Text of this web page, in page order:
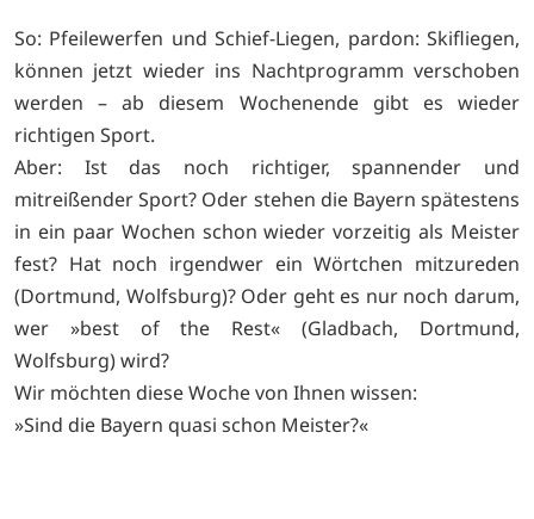
So: Pfeilewerfen und Schief-Liegen, pardon: Skifliegen,
können jetzt wieder ins Nachtprogramm verschoben
werden – ab diesem Wochenende gibt es wieder
richtigen Sport.
Aber: Ist das noch richtiger, spannender und
mitreißender Sport? Oder stehen die Bayern spätestens
in ein paar Wochen schon wieder vorzeitig als Meister
fest? Hat noch irgendwer ein Wörtchen mitzureden
(Dortmund, Wolfsburg)? Oder geht es nur noch darum,
wer »best of the Rest« (Gladbach, Dortmund,
Wolfsburg) wird?
Wir möchten diese Woche von Ihnen wissen:
»Sind die Bayern quasi schon Meister?«